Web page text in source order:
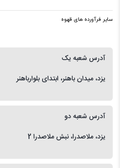
سایر فرآورده های قهوه
آدرس شعبه یک
یزد، میدان باهنر، ابتدای بلوارباهنر
آدرس شعبه دو
یزد، ملاصدرا، نبش ملاصدرا 2